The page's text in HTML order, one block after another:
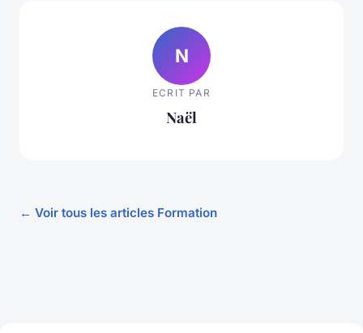
N
ECRIT PAR
Naël
← Voir tous les articles Formation